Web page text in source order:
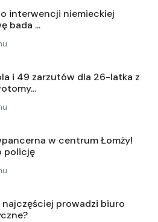
interwencji niemieckiej
bada ...
i 49 zarzutów dla 26-latka z
w centrum Łomży!
policję
najczęściej prowadzi biuro